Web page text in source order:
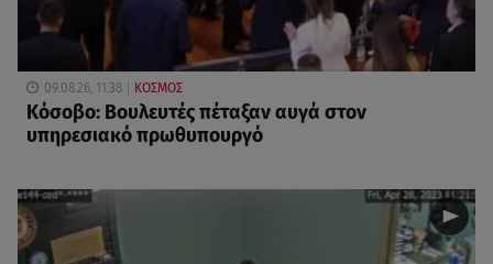
09.08.26, 11:38 ΚΟΣΜΟΣ
Κόσοβο: Βουλευτές πέταξαν αυγά στον
υπηρεσιακό πρωθυπουργό